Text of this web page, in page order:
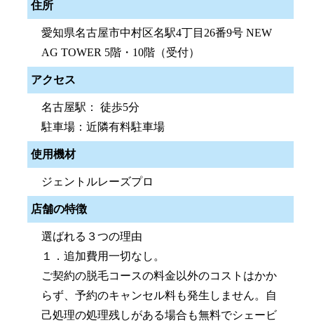
住所
愛知県名古屋市中村区名駅4丁目26番9号 NEW
AG TOWER 5階・10階（受付）
アクセス
名古屋駅： 徒歩5分
駐車場：近隣有料駐車場
使用機材
ジェントルレーズプロ
店舗の特徴
選ばれる３つの理由
１．追加費用一切なし。
ご契約の脱毛コースの料金以外のコストはかか
らず、予約のキャンセル料も発生しません。自
己処理の処理残しがある場合も無料でシェービ